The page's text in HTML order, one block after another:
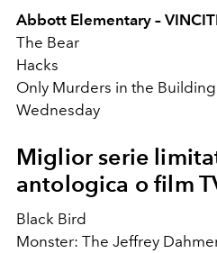
Abbott Elementary –
The Bear
Hacks
Only Murders in the Building
Wednesday
Miglior serie
antologica o film
Black Bird
Monster: The Jeffrey